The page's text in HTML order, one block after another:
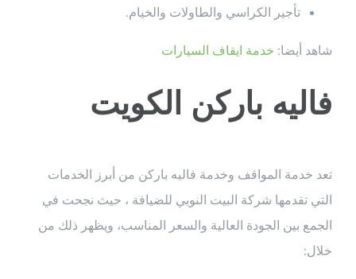
تأجير الكراسي والطاولات والخيام.
شاهد أيضا: خدمة ايقاف السيارات
فاليه باركن الكويت
تعد خدمة المواقف وخدمة فاليه باركن من أبرز الخدمات
التي تقدمها شركة البيت النوبي للضيافة ، حيث نجحت في
الجمع بين الجودة العالية والسعر المناسب، ويظهر ذلك من
خلال: